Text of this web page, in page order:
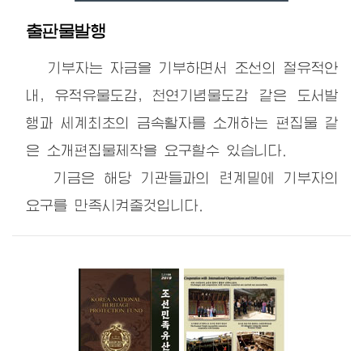
출판물발행
기부자는 자금을 기부하면서 조선의 절유적안
내, 유적유물도감, 천연기념물도감 같은 도서발
행과 세계최초의 금속활자를 소개하는 편집물 같
은 소개편집물제작을 요구할수 있습니다.
기금은 해당 기관들과의 련계밑에 기부자의
요구를 만족시켜줄것입니다.